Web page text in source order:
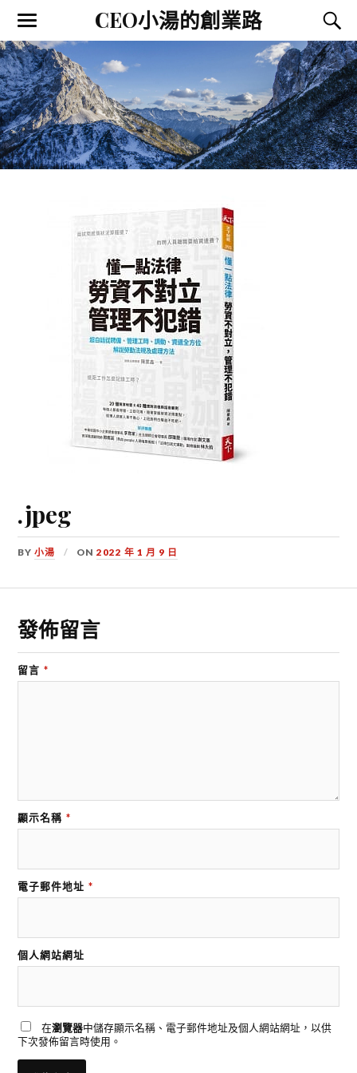
CEO小湯的創業路
.jpeg
BY小湯 ON2022 年 1 月 9 日
發佈留言
留言 *
顯示名稱 *
電子郵件地址 *
個人網站網址
在瀏覽器中儲存顯示名稱、電子郵件地址及個人網站網址，以供
下次發佈留言時使用。